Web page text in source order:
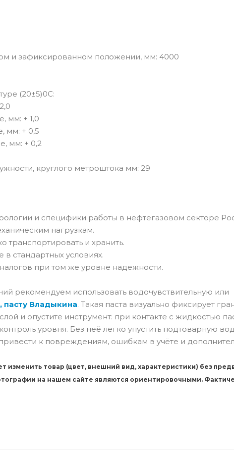
и зафиксированном положении, мм: 4000
(20±5)0С:
мм: + 1,0
мм: + 0,5
мм: + 0,2
круглого метроштока мм: 29
и специфики работы в нефтегазовом секторе
нагрузкам.
транспортировать и хранить.
стандартных условиях.
при том же уровне надежности.
рекомендуем использовать водочувствительную или
пасту Владыкина. Такая паста визуально фиксирует
и опустите инструмент: при контакте с жидкостью
уровня. Без неё легко упустить подтоварную
к повреждениям, ошибкам в учёте и
изменить товар (цвет, внешний вид, характеристики) без
на нашем сайте являются ориентировочными.